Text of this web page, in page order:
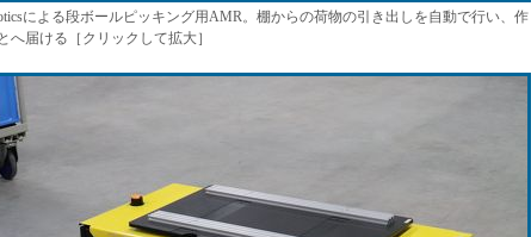
による段ボールピッキング用AMR。棚からの荷物の引き出しを自動で行い、作
へ届ける［クリックして拡大］